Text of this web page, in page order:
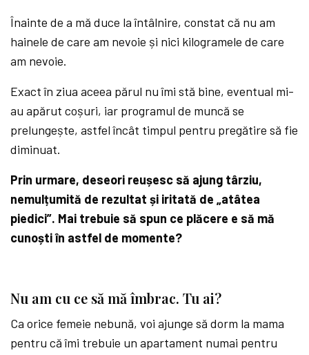
Înainte de a mă duce la întâlnire, constat că nu am
hainele de care am nevoie și nici kilogramele de care
am nevoie.
Exact în ziua aceea părul nu îmi stă bine, eventual mi-
au apărut coșuri, iar programul de muncă se
prelungește, astfel încât timpul pentru pregătire să fie
diminuat.
Prin urmare, deseori reușesc să ajung târziu,
nemulțumită de rezultat și iritată de „atâtea
piedici”. Mai trebuie să spun ce plăcere e să mă
cunoști în astfel de momente?
Nu am cu ce să mă îmbrac. Tu ai?
Ca orice femeie nebună, voi ajunge să dorm la mama
pentru că îmi trebuie un apartament numai pentru